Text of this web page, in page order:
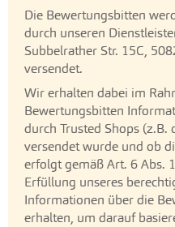
Die Bewertungsbitten
durch unseren
Subbelrather Str. 15C,
versendet.
Wir erhalten dabei im
Bewertungsbitten
durch Trusted Shops
versendet wurde und ob
erfolgt gemäß Art. 6 Abs.
Erfüllung unseres
Informationen über die
erhalten, um darauf